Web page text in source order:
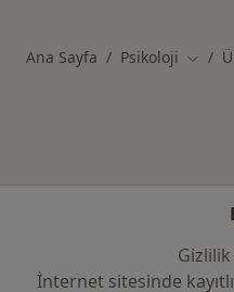
Ana Sayfa Psikoloji Şehir
Gizlilik
İnternet sitesinde